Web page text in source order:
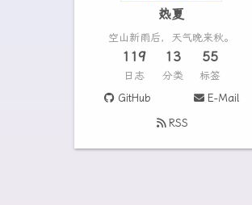
热夏
空山新雨后，天气晚来秋。
119
日志
13
分类
55
标签
GitHub
E-Mail
RSS